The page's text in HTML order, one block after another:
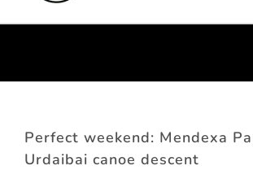
Perfect weekend: Mendexa
Urdaibai canoe descent